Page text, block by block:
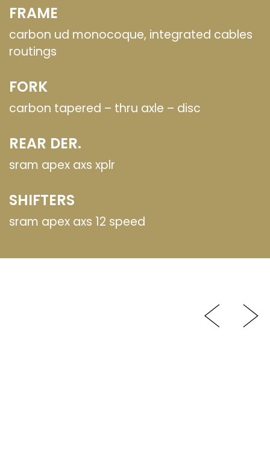
FRAME
carbon ud monocoque, integrated cables
routings
FORK
carbon tapered – thru axle – disc
REAR DER.
sram apex axs xplr
SHIFTERS
sram apex axs 12 speed